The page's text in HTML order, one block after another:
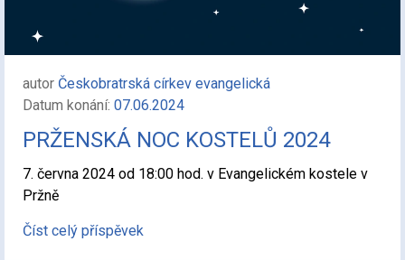
autor Českobratrská církev evangelická
Datum konání: 07.06.2024
PRŽENSKÁ NOC KOSTELŮ 2024
7. června 2024 od 18:00 hod. v Evangelickém kostele v
Pržně
Číst celý příspěvek